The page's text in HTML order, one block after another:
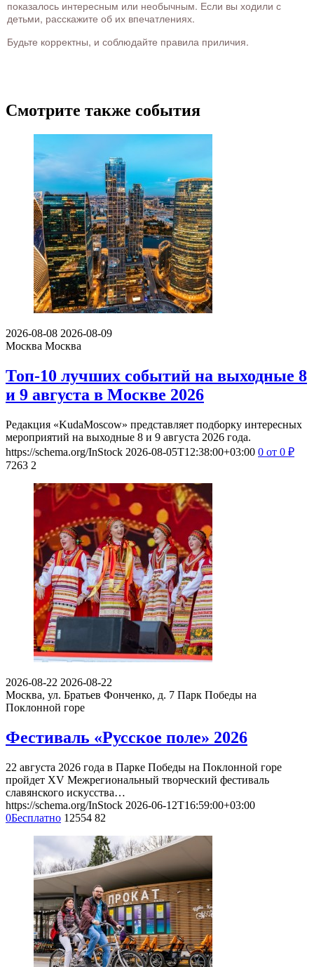
показалось интересным или необычным. Если вы ходили с
детьми, расскажите об их впечатлениях.
Будьте корректны, и соблюдайте правила приличия.
Смотрите также события
2026-08-08 2026-08-09
Москва Москва
Топ-10 лучших событий на выходные 8
и 9 августа в Москве 2026
Редакция «KudaMoscow» представляет подборку интересных
мероприятий на выходные 8 и 9 августа 2026 года.
https://schema.org/InStock 2026-08-05T12:38:00+03:00 0 от 0 ₽
7263 2
2026-08-22 2026-08-22
Москва, ул. Братьев Фонченко, д. 7 Парк Победы на
Поклонной горе
Фестиваль «Русское поле» 2026
22 августа 2026 года в Парке Победы на Поклонной горе
пройдет XV Межрегиональный творческий фестиваль
славянского искусства…
https://schema.org/InStock 2026-06-12T16:59:00+03:00
0Бесплатно 12554 82